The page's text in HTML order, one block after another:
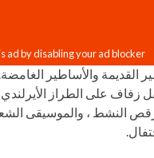
القديمة والأساطير
زفاف على الطراز
النشط ، والموسيقى